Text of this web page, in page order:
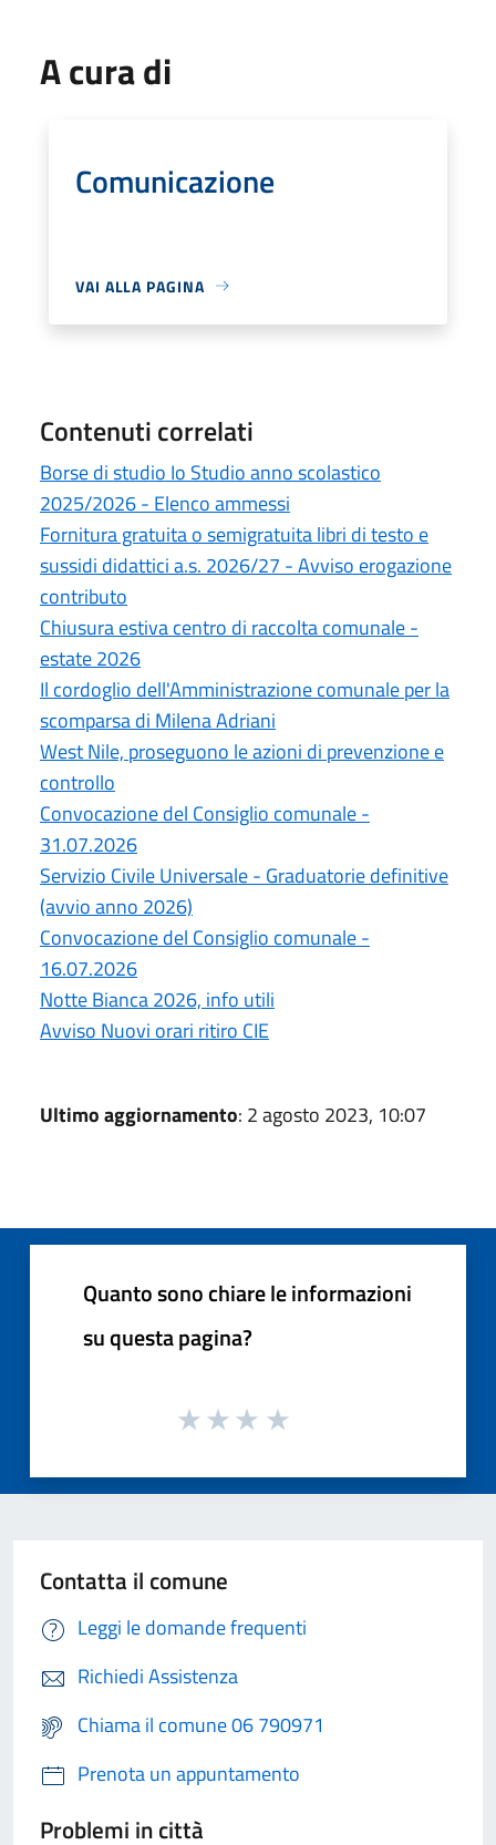
A cura di
Comunicazione
VAI ALLA PAGINA
Contenuti correlati
Borse di studio Io Studio anno scolastico
2025/2026 - Elenco ammessi
Fornitura gratuita o semigratuita libri di testo e
sussidi didattici a.s. 2026/27 - Avviso erogazione
contributo
Chiusura estiva centro di raccolta comunale -
estate 2026
Il cordoglio dell'Amministrazione comunale per la
scomparsa di Milena Adriani
West Nile, proseguono le azioni di prevenzione e
controllo
Convocazione del Consiglio comunale -
31.07.2026
Servizio Civile Universale - Graduatorie definitive
(avvio anno 2026)
Convocazione del Consiglio comunale -
16.07.2026
Notte Bianca 2026, info utili
Avviso Nuovi orari ritiro CIE
Ultimo aggiornamento: 2 agosto 2023, 10:07
Quanto sono chiare le informazioni
su questa pagina?
Contatta il comune
Leggi le domande frequenti
Richiedi Assistenza
Chiama il comune 06 790971
Prenota un appuntamento
Problemi in città